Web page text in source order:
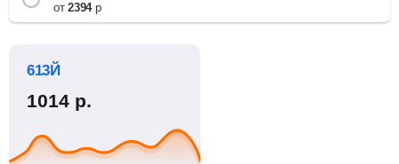
от2394р
613Й
1014 р.